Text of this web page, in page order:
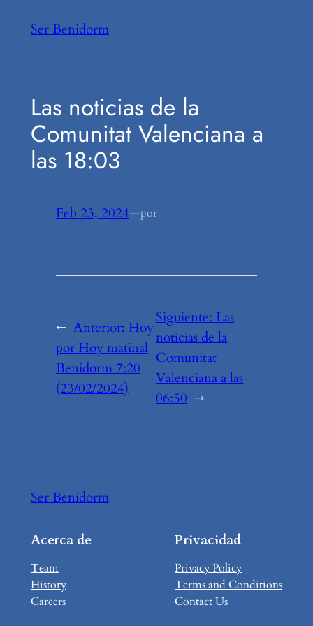
Ser Benidorm
Las noticias de la
Comunitat Valenciana a
las 18:03
Feb 23, 2024—por
← Anterior: Hoy
por Hoy matinal
Benidorm 7:20
(23/02/2024)
Siguiente: Las
noticias de la
Comunitat
Valenciana a las
06:50 →
Ser Benidorm
Acerca de
Team
History
Careers
Privacidad
Privacy Policy
Terms and Conditions
Contact Us